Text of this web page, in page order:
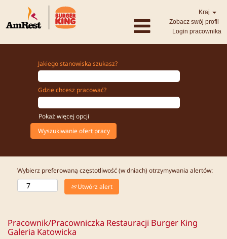
Kraj
Zobacz swój profil
Login pracownika
Jakiego stanowiska szukasz?
Gdzie chcesz pracować?
Pokaż więcej opcji
Wybierz preferowaną częstotliwość (w dniach) otrzymywania alertów:
Utwórz alert
Pracownik/Pracowniczka Restauracji Burger King
Galeria Katowicka